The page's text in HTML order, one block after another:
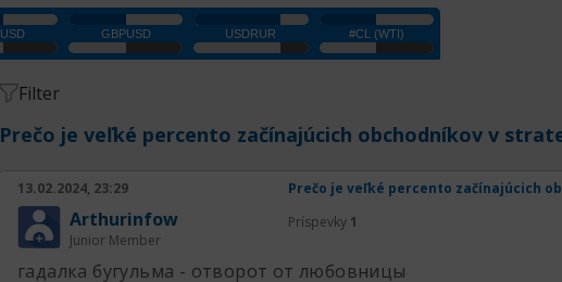
Filter
Prečo je veľké percento začínajúcich obchodníkov v
13.02.2024, 23:29 Prečo je veľké percento začínajúcich
Arthurinfow
Junior Member
Príspevky 1
гадалка бугульма - отворот от любовницы